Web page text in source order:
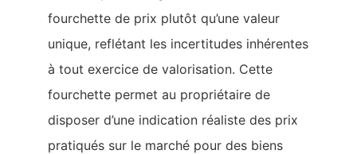
fourchette de prix plutôt qu’une valeur
unique, reflétant les incertitudes inhérentes
à tout exercice de valorisation. Cette
fourchette permet au propriétaire de
disposer d’une indication réaliste des prix
pratiqués sur le marché pour des biens